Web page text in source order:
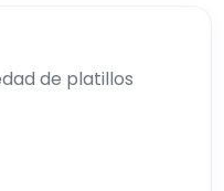
de platillos